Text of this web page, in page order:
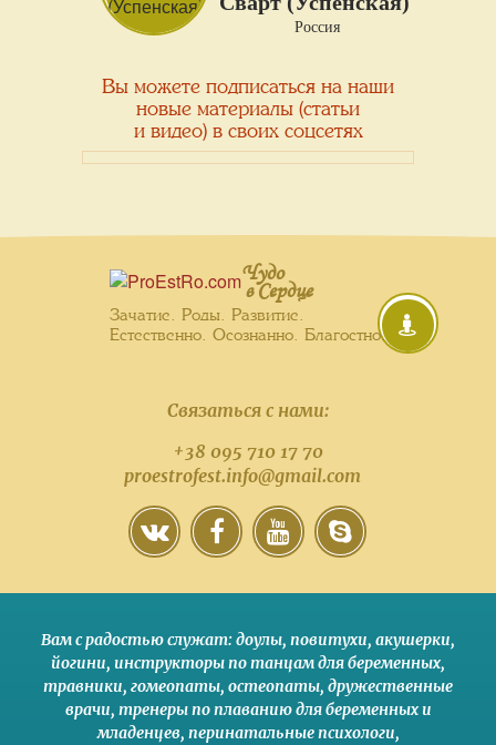
Россия
Вы можете подписаться на наши
новые материалы (статьи
и видео) в своих соцсетях
Чудо
в Сердце
Зачатие. Роды. Развитие.
Естественно. Осознанно. Благостно.
Связаться с нами:
+38 095 710 17 70
proestrofest.info@gmail.com
Вам с радостью служат:доулы, повитухи, акушерки,
йогини, инструкторы по танцам для беременных,
травники, гомеопаты, остеопаты, дружественные
врачи, тренеры по плаванию для беременных и
младенцев, перинатальные психологи,